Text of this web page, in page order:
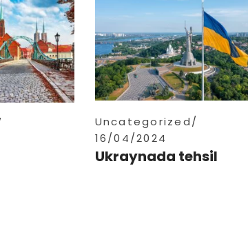
Uncategorized
16/04/2024
Ukraynada tehsil